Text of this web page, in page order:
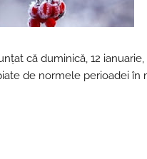
că duminică, 12
de normele perioadei în